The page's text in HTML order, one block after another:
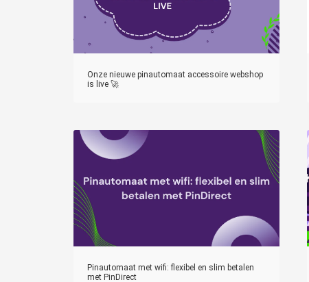
Onze nieuwe pinautomaat accessoire webshop
is live 🚀
Pinautomaat met wifi: flexibel en slim betalen
met PinDirect